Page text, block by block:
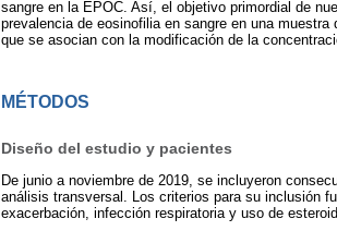
sangre en la EPOC. Así, el objetivo primordial de
prevalencia de eosinofilia en sangre en una
que se asocian con la modificación de la
MÉTODOS
Diseño del estudio y pacientes
De junio a noviembre de 2019, se incluyeron
análisis transversal. Los criterios para su inclusión
exacerbación, infección respiratoria y uso de